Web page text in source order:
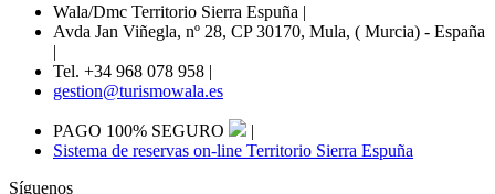
Wala/Dmc Territorio Sierra Espuña |
Avda Jan Viñegla, nº 28, CP 30170, Mula, ( Murcia) - España
|
Tel. +34 968 078 958 |
gestion@turismowala.es
PAGO 100% SEGURO
|
Sistema de reservas on-line Territorio Sierra Espuña
Síguenos